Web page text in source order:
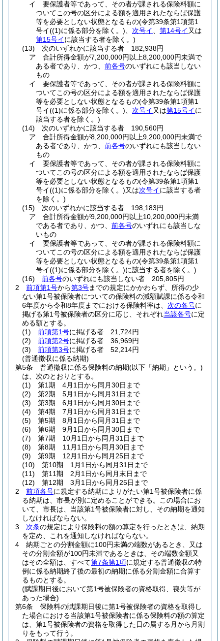
イ
要保護者等であって、その者が課される保険料額に
ついてこの号の区分による額を適用されたならば保護
等を必要としない状態となるもの(令第39条第1項第1
号イ((1)に係る部分を除く。) 次号イ 第14号イ 又は
第15号イに該当する者を除く。)
(13)
次のいずれかに該当する者 182,938円
ア
合計所得金額が7,200,000円以上8,200,000円未満で
ある者であり、かつ、 前各号のいずれにも該当しない
もの
イ
要保護者等であって、その者が課される保険料額に
ついてこの号の区分による額を適用されたならば保護
等を必要としない状態となるもの(令第39条第1項第1
号イ((1)に係る部分を除く。) 次号イ 又は第15号イに
該当する者を除く。)
(14)
次のいずれかに該当する者 190,560円
ア
合計所得金額が8,200,000円以上9,200,000円未満で
ある者であり、かつ、 前各号のいずれにも該当しない
もの
イ
要保護者等であって、その者が課される保険料額に
ついてこの号の区分による額を適用されたならば保護
等を必要としない状態となるもの(令第39条第1項第1
号イ((1)に係る部分を除く。)又は次号イに該当する者
を除く。)
(15)
次のいずれかに該当する者 198,183円
ア
合計所得金額が9,200,000円以上10,200,000円未満
である者であり、かつ、 前各号のいずれにも該当しな
いもの
イ
要保護者等であって、その者が課される保険料額に
ついてこの号の区分による額を適用されたならば保護
等を必要としない状態となるもの(令第39条第1項第1
号イ((1)に係る部分を除く。)に該当する者を除く。)
(16)
前各号のいずれにも該当しない者 205,805円
2
前項第1号から第3号までの規定にかかわらず、所得の少
ない第1号被保険者についての保険料の減額賦課に係る令和
6年度から令和8年度までにおける保険料率は、 次の各号に
掲げる第1号被保険者の区分に応じ、それぞれ当該各号に定
める額とする。
(1)
前項第1号に掲げる者 21,724円
(2)
前項第2号に掲げる者 36,969円
(3)
前項第3号に掲げる者 52,214円
(普通徴収に係る納期)
第5条
普通徴収に係る保険料の納期(以下「納期」という。)
は、次のとおりとする。
(1)
第1期 4月1日から同月30日まで
(2)
第2期 5月1日から同月31日まで
(3)
第3期 6月1日から同月30日まで
(4)
第4期 7月1日から同月31日まで
(5)
第5期 8月1日から同月31日まで
(6)
第6期 9月1日から同月30日まで
(7)
第7期 10月1日から同月31日まで
(8)
第8期 11月1日から同月30日まで
(9)
第9期 12月1日から同月25日まで
(10)
第10期 1月1日から同月31日まで
(11)
第11期 2月1日から同月末日まで
(12)
第12期 3月1日から同月25日まで
2
前項各号に規定する納期によりがたい第1号被保険者に係
る納期は、市長が別に定めることができる。
この場合にお
いて、市長は、当該第1号被保険者に対し、その納期を通知
しなければならない。
3
次条の規定により保険料の額の算定を行ったときは、納期
を定め、これを通知しなければならない。
4
納期ごとの分割金額に100円未満の端数があるとき、又は
その分割金額が100円未満であるときは、その端数金額又
はその全額は、すべて第7条第1項に規定する普通徴収の特
例に係る納期終了後の最初の納期に係る分割金額に合算す
るものとする。
(賦課期日後において第1号被保険者の資格取得、喪失等が
あった場合)
第6条
保険料の賦課期日後に第1号被保険者の資格を取得し
た場合における当該第1号被保険者に係る保険料の額の算定
は、第1号被保険者の資格を取得した日の属する月から月割
りをもって行う。